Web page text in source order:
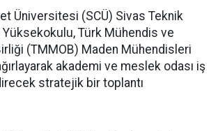
Üniversitesi (SCÜ) Sivas Teknik
Türk Mühendis ve
(TMMOB) Maden Mühendisleri
akademi ve meslek odası iş
stratejik bir toplantı